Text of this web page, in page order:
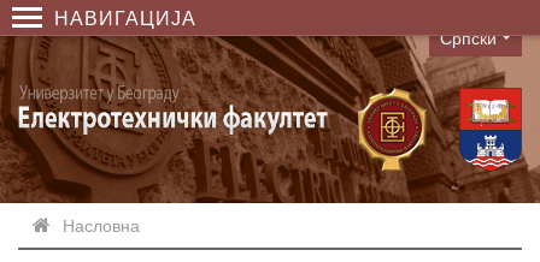
НАВИГАЦИЈА
Language
Српски
Насловна